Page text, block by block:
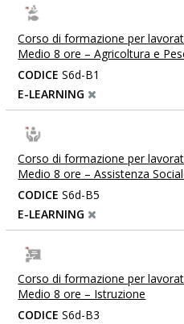
Corso di formazione per
Medio 8 ore – Agricoltura e
CODICE S6d-B1
E-LEARNING
Corso di formazione per
Medio 8 ore – Assistenza
CODICE S6d-B5
E-LEARNING
Corso di formazione per
Medio 8 ore – Istruzione
CODICE S6d-B3